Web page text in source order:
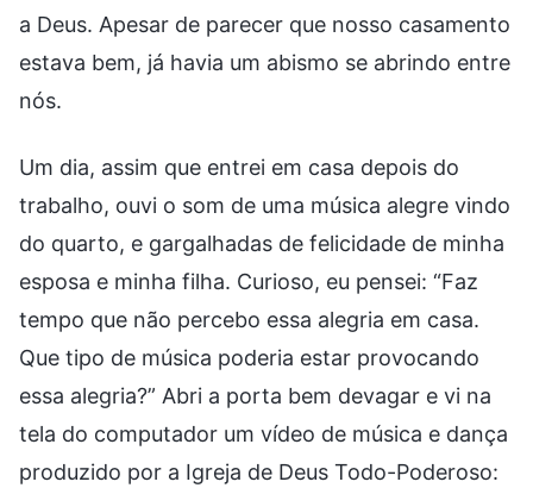
a Deus. Apesar de parecer que nosso casamento
estava bem, já havia um abismo se abrindo entre
nós.
Um dia, assim que entrei em casa depois do
trabalho, ouvi o som de uma música alegre vindo
do quarto, e gargalhadas de felicidade de minha
esposa e minha filha. Curioso, eu pensei: “Faz
tempo que não percebo essa alegria em casa.
Que tipo de música poderia estar provocando
essa alegria?” Abri a porta bem devagar e vi na
tela do computador um vídeo de música e dança
produzido por a Igreja de Deus Todo-Poderoso: